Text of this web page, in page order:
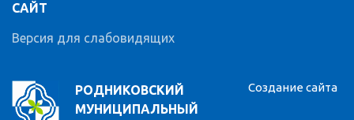
РОДНИКОВСКИЙ
МУНИЦИПАЛЬНЫЙ
САЙТ
Версия для слабовидящих
Создание сайта